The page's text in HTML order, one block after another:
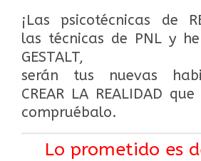
¡Las psicotécnicas de
las técnicas de PNL y
GESTALT,
serán tus nuevas
CREAR LA REALIDAD
compruébalo.
Lo prometido es